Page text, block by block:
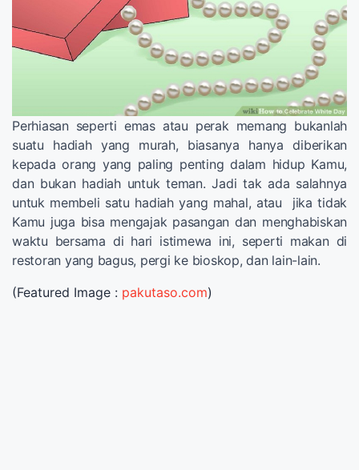
Perhiasan seperti emas atau perak memang bukanlah
suatu hadiah yang murah, biasanya hanya diberikan
kepada orang yang paling penting dalam hidup Kamu,
dan bukan hadiah untuk teman. Jadi tak ada salahnya
untuk membeli satu hadiah yang mahal, atau jika tidak
Kamu juga bisa mengajak pasangan dan menghabiskan
waktu bersama di hari istimewa ini, seperti makan di
restoran yang bagus, pergi ke bioskop, dan lain-lain.
(Featured Image : pakutaso.com)